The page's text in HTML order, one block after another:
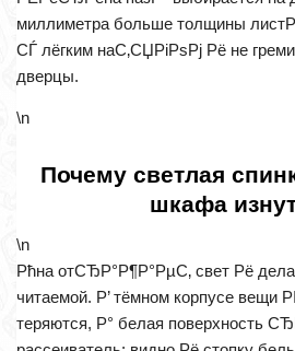
миллиметра больше толщины
СЃ лёгким наС‚СЏРіРѕРј Рё не
дверцы.
\n
Почему светлая
шкафа
\n
Рћна отСЂР°Р¶Р°РµС‚ свет Рё
читаемой. Р’ тёмном корпусе вещи
теряются, Р° белая поверхность